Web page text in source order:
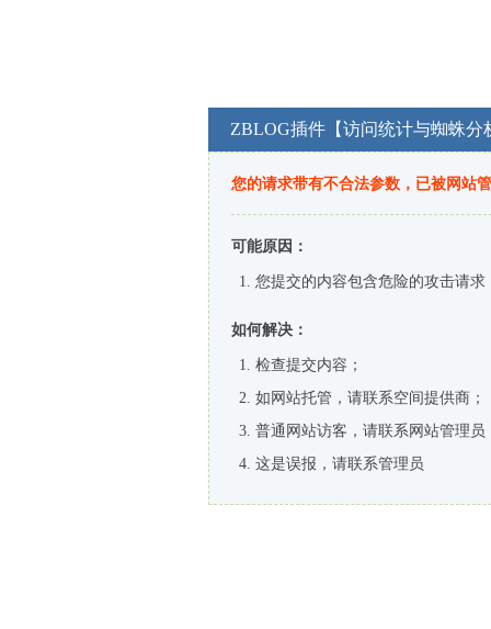
ZBLOG插件【访问统计与蜘蛛分
您的请求带有不合法参数，已被网站
可能原因：
您提交的内容包含危险的攻击请求
如何解决：
检查提交内容；
如网站托管，请联系空间提供商；
普通网站访客，请联系网站管理员
这是误报，请联系管理员